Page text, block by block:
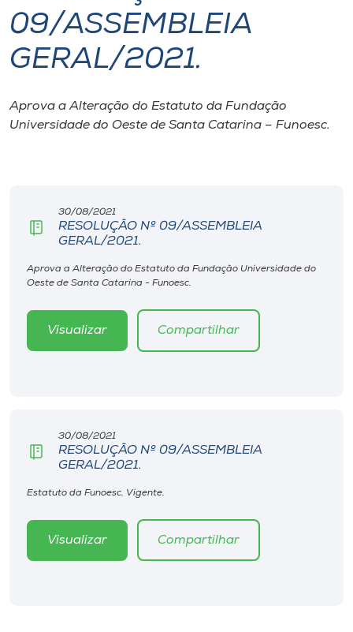
I.nova
Cultura
Biblioteca
Editora
Rádio
09/ASSEMBLEIA
GERAL/2021.
Aprova a Alteração do Estatuto da Fundação
Universidade do Oeste de Santa Catarina – Funoesc.
30/08/2021
RESOLUÇÃO Nº 09/ASSEMBLEIA
GERAL/2021.
Aprova a Alteração do Estatuto da Fundação Universidade do
Oeste de Santa Catarina - Funoesc.
Visualizar Compartilhar
30/08/2021
RESOLUÇÃO Nº 09/ASSEMBLEIA
GERAL/2021.
Estatuto da Funoesc. Vigente.
Visualizar Compartilhar